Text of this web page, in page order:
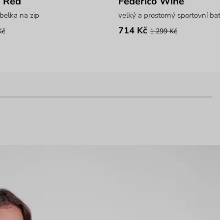
na zip velký a prostorný sportovní
714 Kč 1 299 Kč